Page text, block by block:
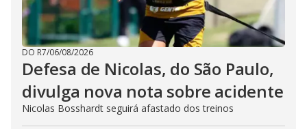
DO R7/06/08/2026
Defesa de Nicolas, do São Paulo,
divulga nova nota sobre acidente
Nicolas Bosshardt seguirá afastado dos treinos